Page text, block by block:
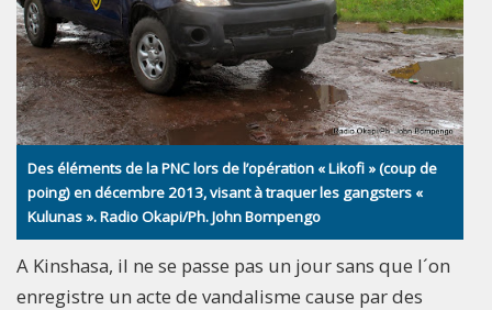
Des éléments de la PNC lors de l’opération « Likofi » (coup de
poing) en décembre 2013, visant à traquer les gangsters «
Kulunas ». Radio Okapi/Ph. John Bompengo
A Kinshasa, il ne se passe pas un jour sans que l´on
enregistre un acte de vandalisme cause par des